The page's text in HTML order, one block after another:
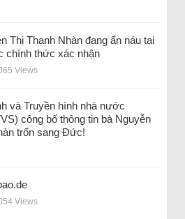
Thị Thanh Nhàn đang ẩn náu tại
chính thức xác nhận
Views
và Truyền hình nhà nước
công bố thông tin bà Nguyễn
trốn sang Đức!
Views